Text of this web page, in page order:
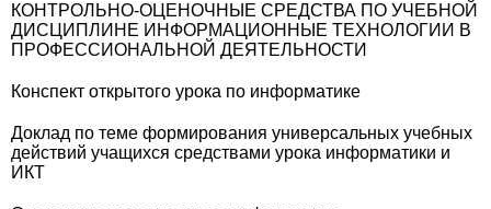
КОНТРОЛЬНО-ОЦЕНОЧНЫЕ СРЕДСТВА ПО УЧЕБНОЙ
ДИСЦИПЛИНЕ ИНФОРМАЦИОННЫЕ ТЕХНОЛОГИИ В
ПРОФЕССИОНАЛЬНОЙ ДЕЯТЕЛЬНОСТИ
Конспект открытого урока по информатике
Доклад по теме формирования универсальных учебных
действий учащихся средствами урока информатики и
ИКТ